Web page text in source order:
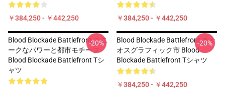
￥384,250 - ￥442,250 ￥384,250 - ￥442,250
Blood Blockade Battlefront ユニ
ークなパワーと都市モチーフ
Blood Blockade Battlefront Tシ
ャツ
-20%
Blood Blockade Battlefront チャ
オスグラフィック市 Blood
Blockade Battlefront Tシャツ
￥384,250 - ￥442,250
-20%